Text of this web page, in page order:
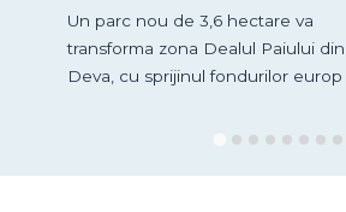
Un parc nou de 3,6 hectare va
transforma zona Dealul Paiului din
Deva, cu sprijinul fondurilor europ